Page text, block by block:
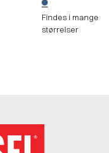
Findes i mange
størrelser